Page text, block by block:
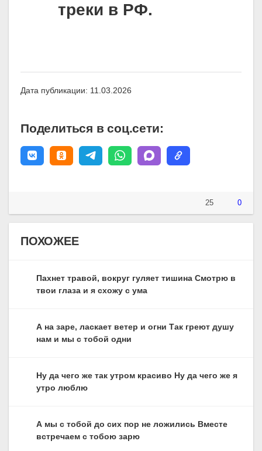
треки в РФ.
Дата публикации: 11.03.2026
Поделиться в соц.сети:
25 0
ПОХОЖЕЕ
Пахнет травой, вокруг гуляет тишина Смотрю в
твои глаза и я схожу с ума
А на заре, ласкает ветер и огни Так греют душу
нам и мы с тобой одни
Ну да чего же так утром красиво Ну да чего же я
утро люблю
А мы с тобой до сих пор не ложились Вместе
встречаем с тобою зарю